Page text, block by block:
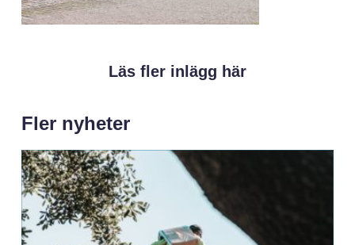
Läs fler inlägg här
Fler nyheter